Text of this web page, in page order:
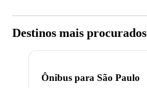
Destinos mais procurados
Ônibus para São Paulo